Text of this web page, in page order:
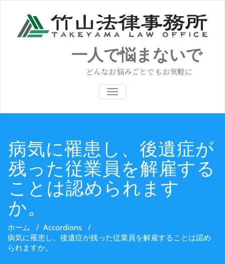
一人で悩まないで
どんなお悩みごとでもお気軽に
ナビゲーション切り替え
病気に罹患し、後遺症が
残った従業員を解雇する
ことは認められます
か。
ホーム / Accordions /
病気に罹患し、後遺症が残った従業員を解雇することは認め
られますか。